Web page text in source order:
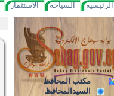
الرئيسية السياحه الاستثمار
مكتب المحافظ
السيدالمحافظ